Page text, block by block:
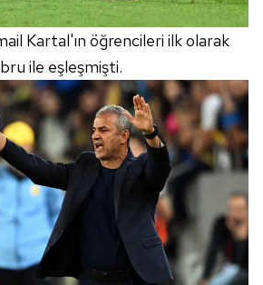
Kartal'ın öğrencileri ilk olarak
ile eşleşmişti.